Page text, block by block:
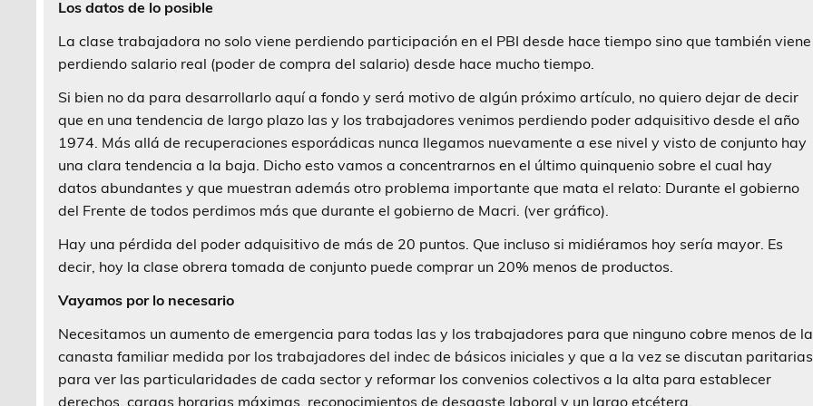
Los datos de lo posible
La clase trabajadora no solo viene perdiendo participación en el PBI desde hace tiempo sino que también viene
perdiendo salario real (poder de compra del salario) desde hace mucho tiempo.
Si bien no da para desarrollarlo aquí a fondo y será motivo de algún próximo artículo, no quiero dejar de decir
que en una tendencia de largo plazo las y los trabajadores venimos perdiendo poder adquisitivo desde el año
1974. Más allá de recuperaciones esporádicas nunca llegamos nuevamente a ese nivel y visto de conjunto hay
una clara tendencia a la baja. Dicho esto vamos a concentrarnos en el último quinquenio sobre el cual hay
datos abundantes y que muestran además otro problema importante que mata el relato: Durante el gobierno
del Frente de todos perdimos más que durante el gobierno de Macri. (ver gráfico).
Hay una pérdida del poder adquisitivo de más de 20 puntos. Que incluso si midiéramos hoy sería mayor. Es
decir, hoy la clase obrera tomada de conjunto puede comprar un 20% menos de productos.
Vayamos por lo necesario
Necesitamos un aumento de emergencia para todas las y los trabajadores para que ninguno cobre menos de la
canasta familiar medida por los trabajadores del indec de básicos iniciales y que a la vez se discutan paritarias
para ver las particularidades de cada sector y reformar los convenios colectivos a la alta para establecer
derechos, cargas horarias máximas, reconocimientos de desgaste laboral y un largo etcétera.